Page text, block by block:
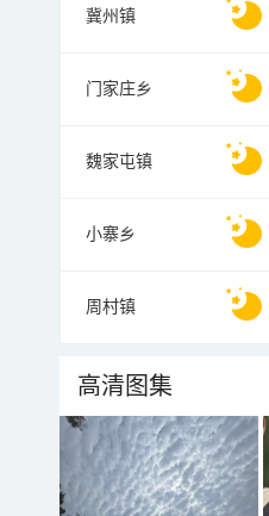
冀州镇
门家庄乡
魏家屯镇
小寨乡
周村镇
高清图集